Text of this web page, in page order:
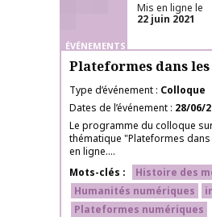
ÉVÉNEMENTS
Mis en ligne le
22 juin 2021
Plateformes dans les
Type d’événement Colloque
Dates de l’événement 28/06/
Le programme du colloque
thématique "Plateformes
en ligne....
Mots-clés
Histoire des
Humanités numériques
Plateformes numériques